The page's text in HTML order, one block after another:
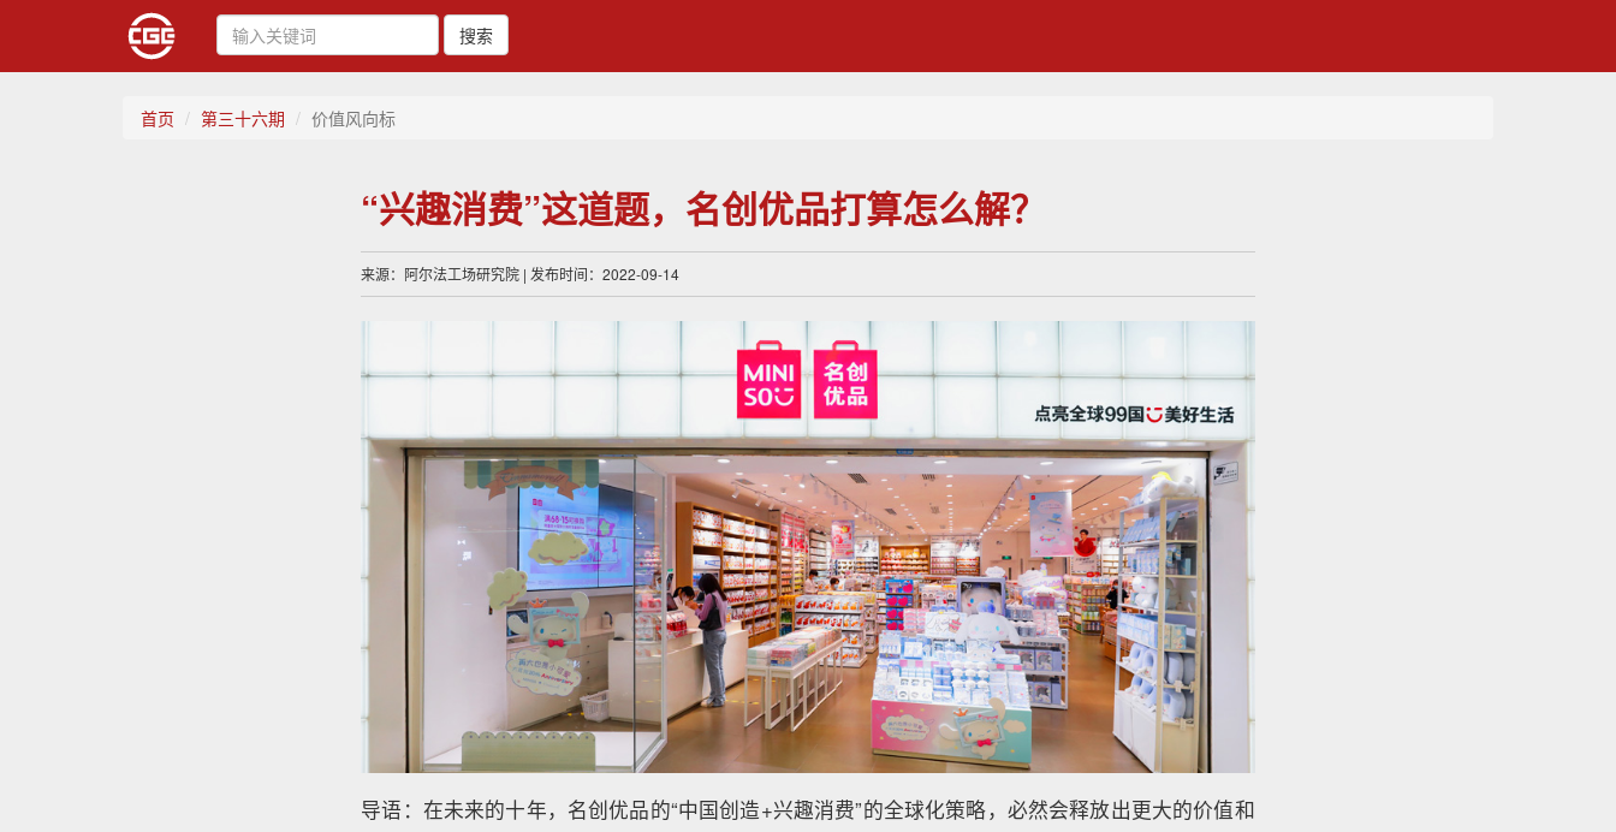
搜索
首页 第三十六期 价值风向标
“兴趣消费”这道题，名创优品打算怎么解？
来源：阿尔法工场研究院 | 发布时间：2022-09-14
导语：在未来的十年，名创优品的“中国创造+兴趣消费”的全球化策略，必然会释放出更大的价值和